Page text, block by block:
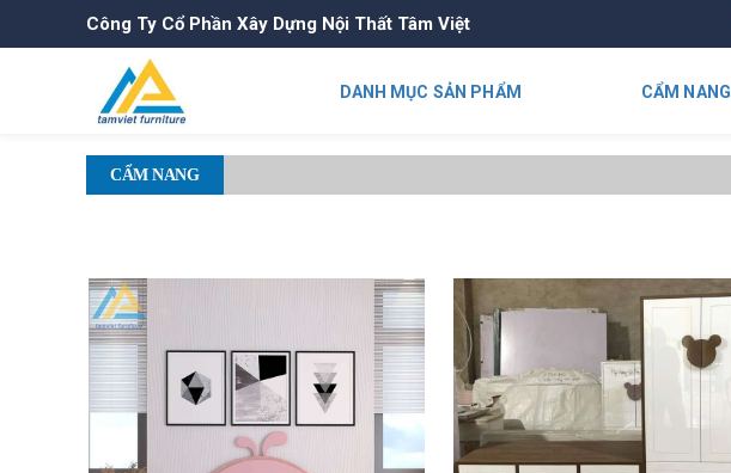
Công Ty Cổ Phần Xây Dựng Nội Thất Tâm Việt
DANH MỤC SẢN PHẨM CẨM NANG
CẨM NANG